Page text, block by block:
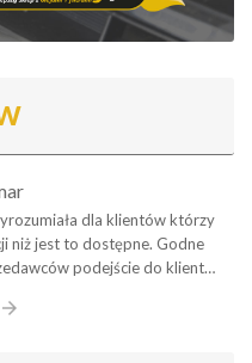
dla klientów którzy
niż jest to dostępne. Godne
podejście do klienta
arrow_forward